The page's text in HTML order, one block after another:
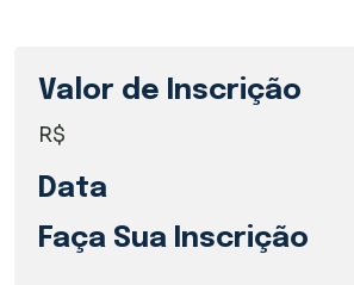
Valor de Inscrição
R$
Data
Faça Sua Inscrição